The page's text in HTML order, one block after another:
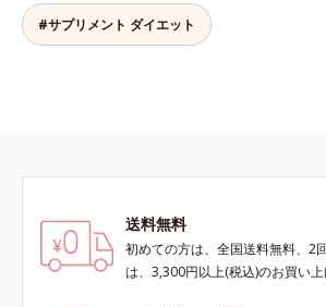
#サプリメント ダイエット
送料無料
初めての方は、全国送料無料、2
は、3,300円以上(税込)のお買い